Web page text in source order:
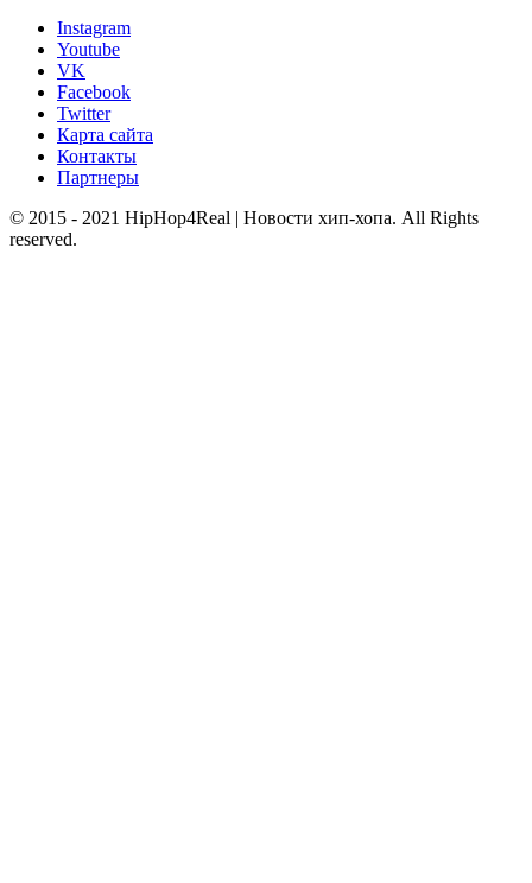
Instagram
Youtube
VK
Facebook
Twitter
Карта сайта
Контакты
Партнеры
© 2015 - 2021 HipHop4Real | Новости хип-хопа. All Rights
reserved.